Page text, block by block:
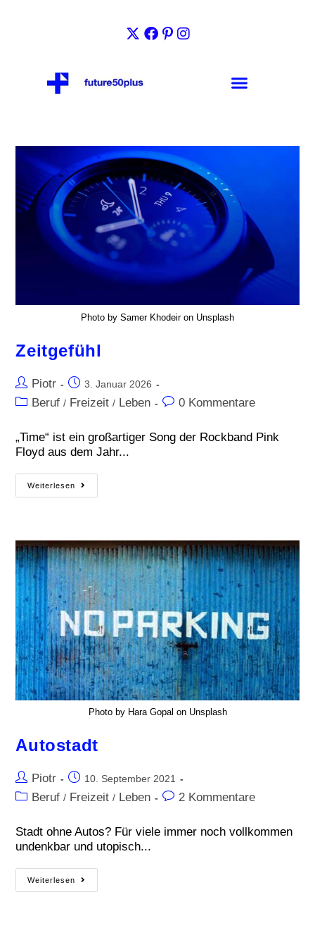
Photo by Samer Khodeir on Unsplash
Zeitgefühl
Piotr 3. Januar 2026
Beruf / Freizeit / Leben 0 Kommentare
„Time“ ist ein großartiger Song der Rockband Pink
Floyd aus dem Jahr...
Weiterlesen
Photo by Hara Gopal on Unsplash
Autostadt
Piotr 10. September 2021
Beruf / Freizeit / Leben 2 Kommentare
Stadt ohne Autos? Für viele immer noch vollkommen
undenkbar und utopisch...
Weiterlesen